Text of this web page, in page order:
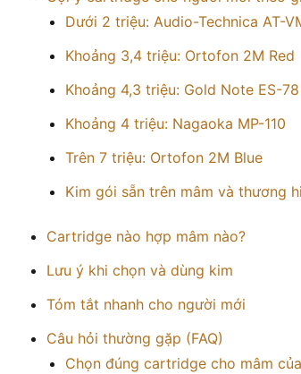
Dưới 2 triệu: Audio-Technica AT-
Khoảng 3,4 triệu: Ortofon 2M Red
Khoảng 4,3 triệu: Gold Note ES-78
Khoảng 4 triệu: Nagaoka MP-110
Trên 7 triệu: Ortofon 2M Blue
Kim gói sẵn trên mâm và thương
Cartridge nào hợp mâm nào?
Lưu ý khi chọn và dùng kim
Tóm tắt nhanh cho người mới
Câu hỏi thường gặp (FAQ)
Chọn đúng cartridge cho mâm